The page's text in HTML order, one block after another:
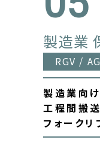
製造業
RGV /
製造業向
工程間搬送
フォークリ